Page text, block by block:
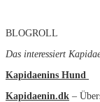
BLOGROLL
Das interessiert
Kapidaenins Hund
Kapidaenin.dk –